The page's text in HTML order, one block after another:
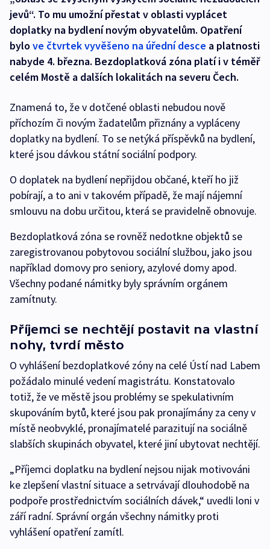
jevů“. To mu umožní přestat v oblasti vyplácet
doplatky na bydlení novým obyvatelům. Opatření
bylove čtvrtek vyvěšeno na úřední desce a platnosti
nabyde 4. března. Bezdoplatková zóna platí i v téměř
celém Mostě a dalších lokalitách na severu Čech.
Znamená to, že v dotčené oblasti nebudou nově
příchozím či novým žadatelům přiznány a vypláceny
doplatky na bydlení. To se netýká příspěvků na bydlení,
které jsou dávkou státní sociální podpory.
O doplatek na bydlení nepřijdou občané, kteří ho již
pobírají, a to ani v takovém případě, že mají nájemní
smlouvu na dobu určitou, která se pravidelně obnovuje.
Bezdoplatková zóna se rovněž nedotkne objektů se
zaregistrovanou pobytovou sociální službou, jako jsou
například domovy pro seniory, azylové domy apod.
Všechny podané námitky byly správním orgánem
zamítnuty.
Příjemci se nechtějí postavit na vlastní
nohy, tvrdí město
O vyhlášení bezdoplatkové zóny na celé Ústí nad Labem
požádalo minulé vedení magistrátu. Konstatovalo
totiž, že ve městě jsou problémy se spekulativním
skupováním bytů, které jsou pak pronajímány za ceny v
místě neobvyklé, pronajímatelé parazitují na sociálně
slabších skupinách obyvatel, které jiní ubytovat nechtějí.
„Příjemci doplatku na bydlení nejsou nijak motivováni
ke zlepšení vlastní situace a setrvávají dlouhodobě na
podpoře prostřednictvím sociálních dávek,“ uvedli loni v
září radní. Správní orgán všechny námitky proti
vyhlášení opatření zamítl.